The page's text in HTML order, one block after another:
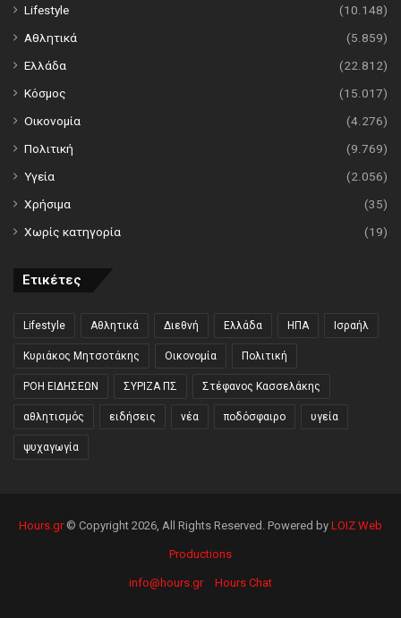
Lifestyle
(10.148)
Αθλητικά
(5.859)
Ελλάδα
(22.812)
Κόσμος
(15.017)
Οικονομία
(4.276)
Πολιτική
(9.769)
Υγεία
(2.056)
Χρήσιμα
(35)
Χωρίς κατηγορία
(19)
Ετικέτες
Lifestyle Αθλητικά Διεθνή Ελλάδα ΗΠΑ Ισραήλ
Κυριάκος Μητσοτάκης Οικονομία Πολιτική
ΡΟΗ ΕΙΔΗΣΕΩΝ ΣΥΡΙΖΑ ΠΣ Στέφανος Κασσελάκης
αθλητισμός ειδήσεις νέα ποδόσφαιρο υγεία
ψυχαγωγία
Hours.gr© Copyright 2026, All Rights Reserved. Powered by LOIZ Web
Productions
info@hours.gr Hours Chat